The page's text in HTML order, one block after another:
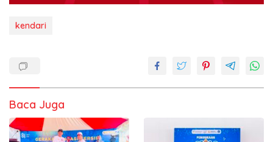
kendari
Baca Juga